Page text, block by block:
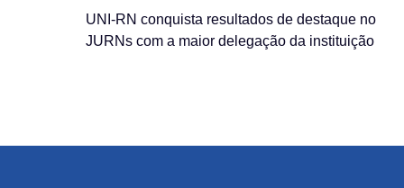
UNI-RN conquista resultados de destaque no
JURNs com a maior delegação da instituição